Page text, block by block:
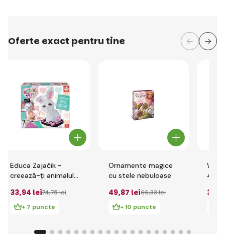
Oferte exact pentru tine
Educa Zajačik -
creează-ți animalul
33,94 lei74,75 lei
+ 7 puncte
Ornamente magice
cu stele nebuloase
49,87 lei66,33 lei
+ 10 puncte
4
39